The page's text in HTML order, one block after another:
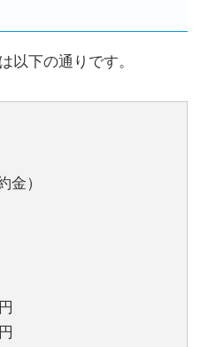
以下の通りです。
）